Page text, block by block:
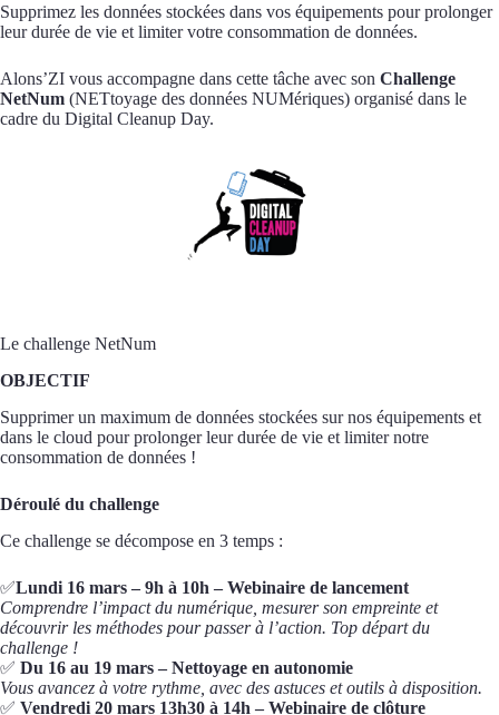
Supprimez les données stockées dans vos équipements pour prolonger
leur durée de vie et limiter votre consommation de données.
Alons’ZI vous accompagne dans cette tâche avec son Challenge
NetNum (NETtoyage des données NUMériques) organisé dans le
cadre du Digital Cleanup Day.
Le challenge NetNum
OBJECTIF
Supprimer un maximum de données stockées sur nos équipements et
dans le cloud pour prolonger leur durée de vie et limiter notre
consommation de données !
Déroulé du challenge
Ce challenge se décompose en 3 temps :
✅Lundi 16 mars – 9h à 10h – Webinaire de lancement
Comprendre l’impact du numérique, mesurer son empreinte et
découvrir les méthodes pour passer à l’action. Top départ du
challenge !
✅ Du 16 au 19 mars – Nettoyage en autonomie
Vous avancez à votre rythme, avec des astuces et outils à disposition.
✅ Vendredi 20 mars 13h30 à 14h – Webinaire de clôture